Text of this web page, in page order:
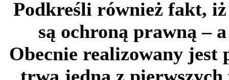
Podkreśli również fakt, iż
są ochroną prawną –
Obecnie realizowany jest